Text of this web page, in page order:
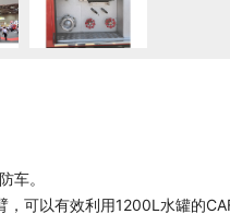
车。
可以有效利用1200L水罐的